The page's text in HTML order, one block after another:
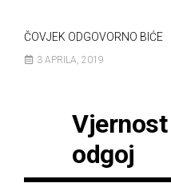
ČOVJEK ODGOVORNO BIĆE
3 APRILA, 2019
odgoj